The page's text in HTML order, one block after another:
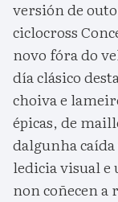
versión de
ciclocross
novo fóra do
día clásico
choiva e
épicas, de
dalgunha
ledicia visual e
non coñecen a